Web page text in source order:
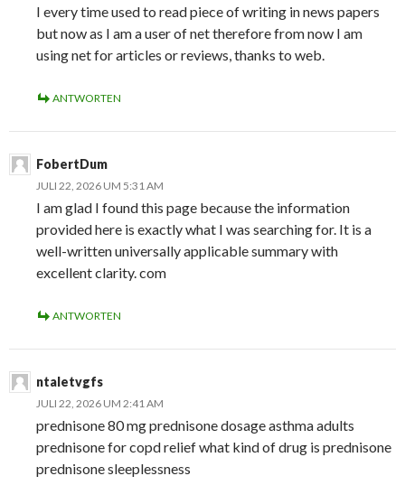
I every time used to read piece of writing in news papers
but now as I am a user of net therefore from now I am
using net for articles or reviews, thanks to web.
ANTWORTEN
FobertDum
JULI 22, 2026 UM 5:31 AM
I am glad I found this page because the information
provided here is exactly what I was searching for. It is a
well-written universally applicable summary with
excellent clarity. com
ANTWORTEN
ntaletvgfs
JULI 22, 2026 UM 2:41 AM
prednisone 80 mg prednisone dosage asthma adults
prednisone for copd relief what kind of drug is prednisone
prednisone sleeplessness